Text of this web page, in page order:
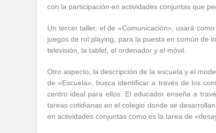
con la participación en actividades conjuntas que
Un tercer taller, el de «Comunicación», usará
juegos de rol playing, para la puesta en común de
televisión, la tablet, el ordenador y el móvil.
Otro aspecto, la descripción de la escuela y el
de «Escuela», busca identificar a través de los
centro ideal para ellos. El educador enseña a
tareas cotidianas en el colegio donde se
en actividades conjuntas como es la tarea de